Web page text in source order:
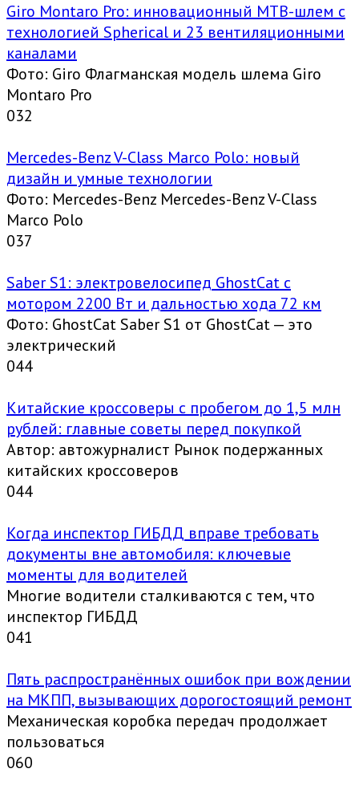
Giro Montaro Pro: инновационный MTB-шлем с
технологией Spherical и 23 вентиляционными
каналами
Фото: Giro Флагманская модель шлема Giro
Montaro Pro
032
Mercedes-Benz V-Class Marco Polo: новый
дизайн и умные технологии
Фото: Mercedes-Benz Mercedes-Benz V-Class
Marco Polo
037
Saber S1: электровелосипед GhostCat с
мотором 2200 Вт и дальностью хода 72 км
Фото: GhostCat Saber S1 от GhostCat — это
электрический
044
Китайские кроссоверы с пробегом до 1,5 млн
рублей: главные советы перед покупкой
Автор: автожурналист Рынок подержанных
китайских кроссоверов
044
Когда инспектор ГИБДД вправе требовать
документы вне автомобиля: ключевые
моменты для водителей
Многие водители сталкиваются с тем, что
инспектор ГИБДД
041
Пять распространённых ошибок при вождении
на МКПП, вызывающих дорогостоящий ремонт
Механическая коробка передач продолжает
пользоваться
060